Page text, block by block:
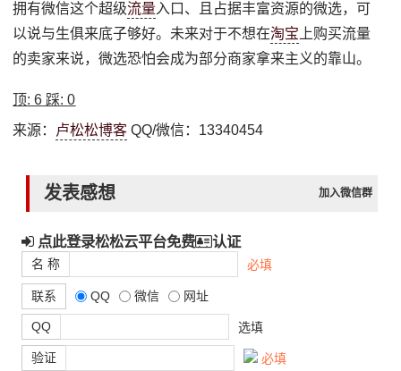
拥有微信这个超级流量入口、且占据丰富资源的微选，可
以说与生俱来底子够好。未来对于不想在淘宝 上购买流量
的卖家来说，微选恐怕会成为部分商家拿来主义的靠山。
顶:6 踩:0
来源： 卢松松博客 QQ/微信：13340454
发表感想 加入微信群
点此登录松松云平台免费 认证
名 称 必填
联系 QQ 微信 网址
QQ 选填
验证 必填